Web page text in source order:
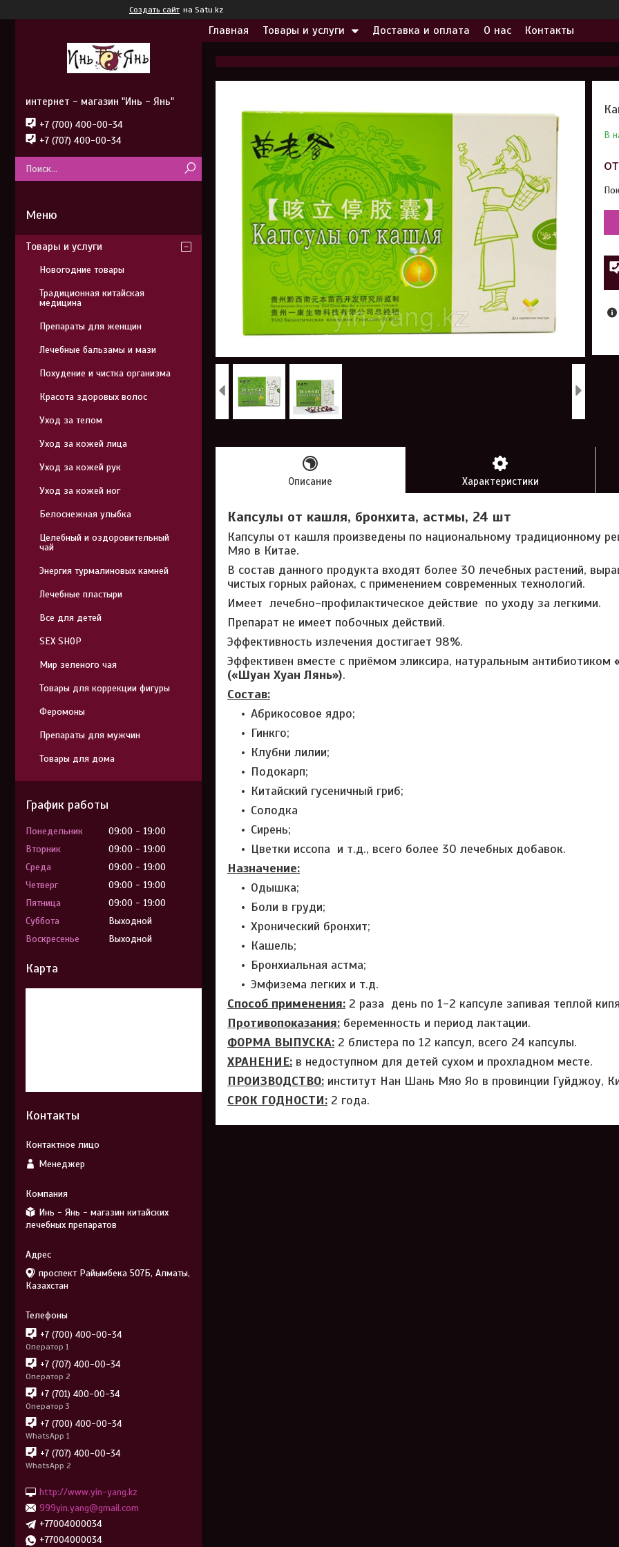
Создать сайт на Satu.kz
Главная Товары и услуги Доставка и оплата О нас Контакты
В
от
Описание Характеристики
Капсулы от кашля, бронхита, астмы, 24 шт
Капсулы от кашля произведены по национальному традиционному
Мяо в Китае.
В состав данного продукта входят более 30 лечебных растений,
чистых горных районах, с применением современных технологий.
Имеет лечебно-профилактическое действие по уходу за легкими.
Препарат не имеет побочных действий.
Эффективность излечения достигает 98%.
Эффективен вместе с приёмом эликсира, натуральным антибиотиком
(«Шуан Хуан Лянь»).
Состав:
Абрикосовое ядро;
Гинкго;
Клубни лилии;
Подокарп;
Китайский гусеничный гриб;
Солодка
Сирень;
Цветки иссопа и т.д., всего более 30 лечебных добавок.
Назначение:
Одышка;
Боли в груди;
Хронический бронхит;
Кашель;
Бронхиальная астма;
Эмфизема легких и т.д.
Способ применения: 2 раза день по 1-2 капсуле запивая теплой
Противопоказания: беременность и период лактации.
ФОРМА ВЫПУСКА: 2 блистера по 12 капсул, всего 24 капсулы.
ХРАНЕНИЕ: в недоступном для детей сухом и прохладном месте.
ПРОИЗВОДСТВО: институт Нан Шань Мяо Яо в провинции Гуйджоу,
СРОК ГОДНОСТИ: 2 года.
интернет - магазин "Инь - Янь"
+7 (700) 400-00-34
+7 (707) 400-00-34
Товары и услуги
Новогодние товары
Традиционная китайская
медицина
Препараты для женщин
Лечебные бальзамы и мази
Похудение и чистка организма
Красота здоровых волос
Уход за телом
Уход за кожей лица
Уход за кожей рук
Уход за кожей ног
Белоснежная улыбка
Целебный и оздоровительный
чай
Энергия турмалиновых камней
Лечебные пластыри
Все для детей
SEX SHOP
Мир зеленого чая
Товары для коррекции фигуры
Феромоны
Препараты для мужчин
Товары для дома
График работы
Понедельник 09:00
19:00
Вторник
09:00
19:00
Среда
09:00
19:00
Четверг
09:00
19:00
Пятница
09:00
19:00
Суббота
Выходной
Воскресенье
Выходной
Карта
Контакты
Менеджер
Инь - Янь - магазин китайских
лечебных препаратов
проспект Райымбека 507Б, Алматы,
Казахстан
+7 (700) 400-00-34
Оператор 1
+7 (707) 400-00-34
Оператор 2
+7 (701) 400-00-34
Оператор 3
+7 (700) 400-00-34
WhatsApp 1
+7 (707) 400-00-34
WhatsApp 2
http://www.yin-yang.kz
999yin.yang@gmail.com
+77004000034
+77004000034